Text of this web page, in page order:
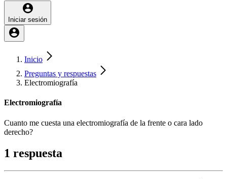
Iniciar sesión
Inicio
Preguntas y respuestas
Electromiografía
Electromiografía
Cuanto me cuesta una electromiografía de la frente o cara lado
derecho?
1 respuesta